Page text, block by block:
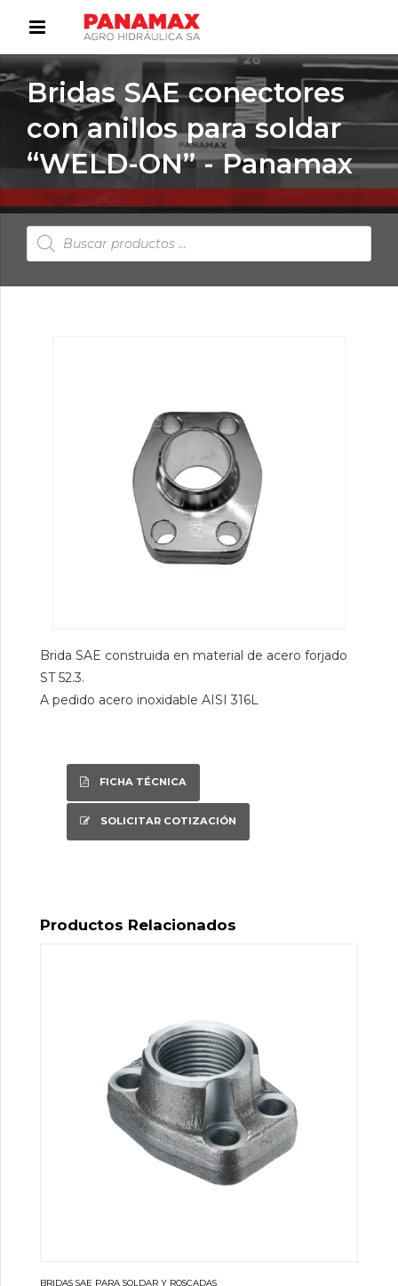
Bridas SAE conectores
con anillos para soldar
“WELD-ON” - Panamax
Búsqueda
de
Brida SAE construida en material de acero forjado
ST 52.3.
A pedido acero inoxidable AISI 316L
FICHA TÉCNICA
SOLICITAR COTIZACIÓN
Productos Relacionados
BRIDAS SAE PARA SOLDAR Y ROSCADAS